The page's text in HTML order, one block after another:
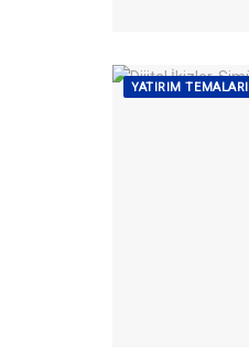
YATIRIM TEMALARI